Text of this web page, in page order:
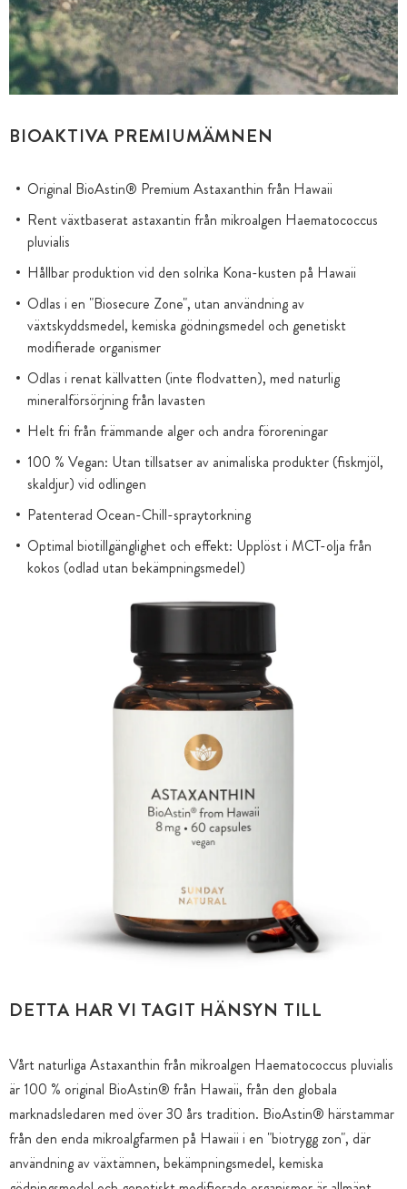
BIOAKTIVA PREMIUMÄMNEN
Original BioAstin® Premium Astaxanthin från Hawaii
Rent växtbaserat astaxantin från mikroalgen Haematococcus
pluvialis
Hållbar produktion vid den solrika Kona-kusten på Hawaii
Odlas i en "Biosecure Zone", utan användning av
växtskyddsmedel, kemiska gödningsmedel och genetiskt
modifierade organismer
Odlas i renat källvatten (inte flodvatten), med naturlig
mineralförsörjning från lavasten
Helt fri från främmande alger och andra föroreningar
100 % Vegan: Utan tillsatser av animaliska produkter (fiskmjöl,
skaldjur) vid odlingen
Patenterad Ocean-Chill-spraytorkning
Optimal biotillgänglighet och effekt: Upplöst i MCT-olja från
kokos (odlad utan bekämpningsmedel)
DETTA HAR VI TAGIT HÄNSYN TILL
Vårt naturliga Astaxanthin från mikroalgen Haematococcus pluvialis
är 100 % original BioAstin® från Hawaii, från den globala
marknadsledaren med över 30 års tradition. BioAstin® härstammar
från den enda mikroalgfarmen på Hawaii i en "biotrygg zon", där
användning av växtämnen, bekämpningsmedel, kemiska